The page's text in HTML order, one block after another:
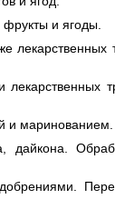
и ягоды.
лекарственных
лекарственных
и маринованием.
дайкона.